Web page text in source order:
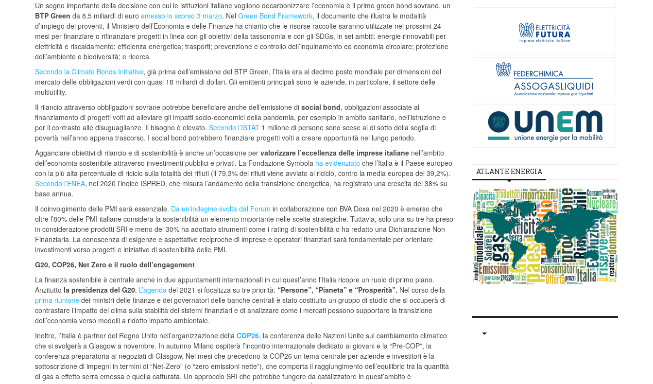
Un segno importante della decisione con cui le istituzioni italiane vogliono decarbonizzare l’economia è il primo green bond sovrano, un
BTP Green da 8,5 miliardi di euro emesso lo scorso 3 marzo. Nel Green Bond Framework, il documento che illustra le modalità
d’impiego dei proventi, il Ministero dell’Economia e delle Finanze ha chiarito che le risorse raccolte saranno utilizzate nei prossimi 24
mesi per finanziare o rifinanziare progetti in linea con gli obiettivi della tassonomia e con gli SDGs, in sei ambiti: energie rinnovabili per
elettricità e riscaldamento; efficienza energetica; trasporti; prevenzione e controllo dell’inquinamento ed economia circolare; protezione
dell’ambiente e biodiversità; e ricerca.
Secondo la Climate Bonds Initiative, già prima dell’emissione del BTP Green, l’Italia era al decimo posto mondiale per dimensioni del
mercato delle obbligazioni verdi con quasi 18 miliardi di dollari. Gli emittenti principali sono le aziende, in particolare, il settore delle
multiutility.
Il rilancio attraverso obbligazioni sovrane potrebbe beneficiare anche dell’emissione di social bond, obbligazioni associate al
finanziamento di progetti volti ad alleviare gli impatti socio-economici della pandemia, per esempio in ambito sanitario, nell’istruzione e
per il contrasto alle disuguaglianze. Il bisogno è elevato. Secondo l’ISTAT 1 milione di persone sono scese al di sotto della soglia di
povertà nell’anno appena trascorso. I social bond potrebbero finanziare progetti volti a creare opportunità nel lungo periodo.
Agganciare obiettivi di rilancio e di sostenibilità è anche un’occasione per valorizzare l’eccellenza delle imprese italiane nell’ambito
dell’economia sostenibile attraverso investimenti pubblici e privati. La Fondazione Symbola ha evidenziato che l’Italia è il Paese europeo
con la più alta percentuale di riciclo sulla totalità dei rifiuti (il 79,3% dei rifiuti viene avviato al riciclo, contro la media europea del 39,2%).
Secondo l’ENEA, nel 2020 l’indice ISPRED, che misura l’andamento della transizione energetica, ha registrato una crescita del 38% su
base annua.
Il coinvolgimento delle PMI sarà essenziale. Da un’indagine svolta dal Forum in collaborazione con BVA Doxa nel 2020 è emerso che
oltre l’80% delle PMI italiane considera la sostenibilità un elemento importante nelle scelte strategiche. Tuttavia, solo una su tre ha preso
in considerazione prodotti SRI e meno del 30% ha adottato strumenti come i rating di sostenibilità o ha redatto una Dichiarazione Non
Finanziaria. La conoscenza di esigenze e aspettative reciproche di imprese e operatori finanziari sarà fondamentale per orientare
investimenti verso progetti e iniziative di sostenibilità delle PMI.
G20, COP26, Net Zero e il ruolo dell’engagement
La finanza sostenibile è centrale anche in due appuntamenti internazionali in cui quest’anno l’Italia ricopre un ruolo di primo piano.
Anzitutto la presidenza del G20. L’agenda del 2021 si focalizza su tre priorità: “Persone”, “Pianeta” e “Prosperità”. Nel corso della
prima riunione dei ministri delle finanze e dei governatori delle banche centrali è stato costituito un gruppo di studio che si occuperà di
contrastare l’impatto del clima sulla stabilità dei sistemi finanziari e di analizzare come i mercati possono supportare la transizione
dell’economia verso modelli a ridotto impatto ambientale.
Inoltre, l’Italia è partner del Regno Unito nell’organizzazione della COP26, la conferenza delle Nazioni Unite sul cambiamento climatico
che si svolgerà a Glasgow a novembre. In autunno Milano ospiterà l’incontro internazionale dedicato ai giovani e la “Pre-COP”, la
conferenza preparatoria ai negoziati di Glasgow. Nei mesi che precedono la COP26 un tema centrale per aziende e investitori è la
sottoscrizione di impegni in termini di “Net-Zero” (o “zero emissioni nette”), che comporta il raggiungimento dell’equilibrio tra la quantità
di gas a effetto serra emessa e quella catturata. Un approccio SRI che potrebbe fungere da catalizzatore in quest’ambito è
ATLANTE ENERGIA